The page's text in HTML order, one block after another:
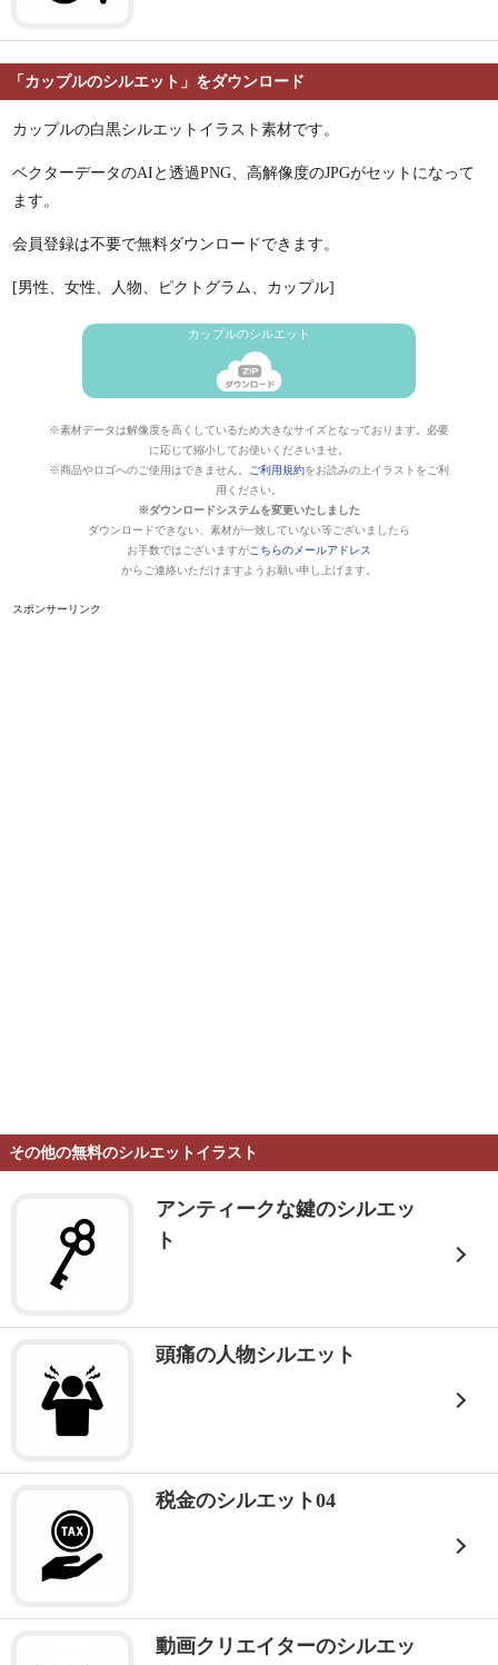
「カップルのシルエット」をダウンロード
カップルの白黒シルエットイラスト素材です。
ベクターデータのAIと透過PNG、高解像度のJPGがセットになって
ます。
会員登録は不要で無料ダウンロードできます。
[男性、女性、人物、ピクトグラム、カップル]
カップルのシルエット
※素材データは解像度を高くしているため大きなサイズとなっております。必要
に応じて縮小してお使いくださいませ。
※商品やロゴへのご使用はできません。
ご利用規約をお読みの上イラストをご利
用ください。
※ダウンロードシステムを変更いたしました
ダウンロードできない、素材が一致していない等ございましたら
お手数ではございますがこちらのメールアドレス
からご連絡いただけますようお願い申し上げます。
スポンサーリンク
その他の無料のシルエットイラスト
アンティークな鍵のシルエッ
ト
頭痛の人物シルエット
税金のシルエット04
動画クリエイターのシルエッ